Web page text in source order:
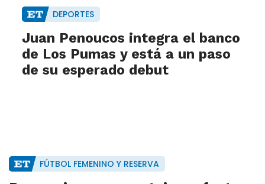
DEPORTES
Juan Penoucos integra el banco
de Los Pumas y está a un paso
de su esperado debut
FÚTBOL FEMENINO Y RESERVA